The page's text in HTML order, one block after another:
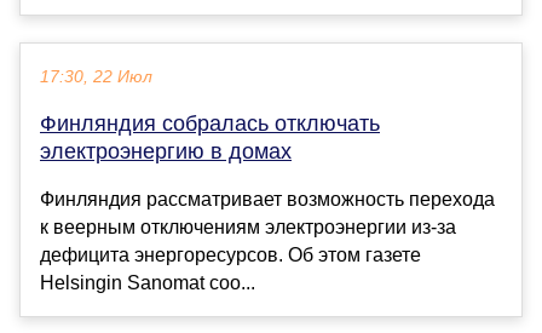
17:30, 22 Июл
Финляндия собралась отключать
электроэнергию в домах
Финляндия рассматривает возможность перехода
к веерным отключениям электроэнергии из-за
дефицита энергоресурсов. Об этом газете
Helsingin Sanomat соо...